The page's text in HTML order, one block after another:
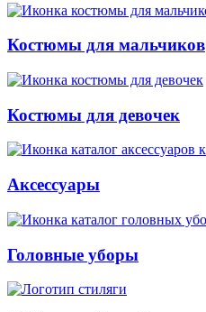
Костюмы для мальчиков
Костюмы для девочек
Аксессуары
Головные уборы